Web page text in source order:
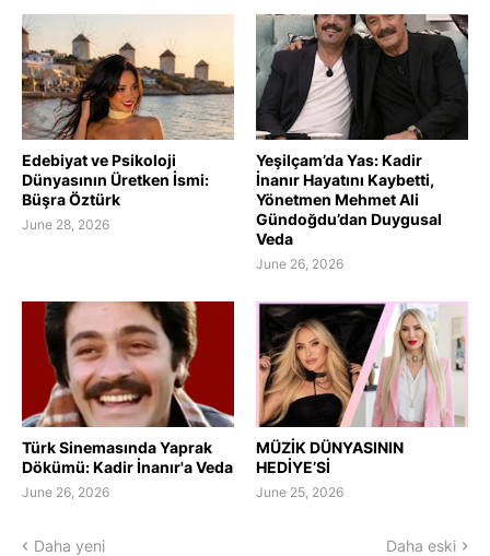
Edebiyat ve Psikoloji
Dünyasının Üretken İsmi:
Büşra Öztürk
June 28, 2026
Yeşilçam’da Yas: Kadir
İnanır Hayatını Kaybetti,
Yönetmen Mehmet Ali
Gündoğdu’dan Duygusal
Veda
June 26, 2026
Türk Sinemasında Yaprak
Dökümü: Kadir İnanır'a Veda
June 26, 2026
MÜZİK DÜNYASININ
HEDİYE’Sİ
June 25, 2026
Daha yeni Daha eski